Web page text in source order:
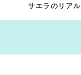
サエラのリアル